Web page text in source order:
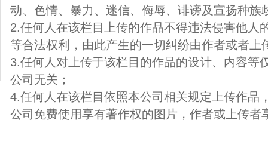
动、色情、暴力、迷信、侮辱、诽谤及宣扬种族
2.任何人在该栏目上传的作品不得违法侵害他人
等合法权利，由此产生的一切纠纷由作者或者上
3.任何人对上传于该栏目的作品的设计、内容等
公司无关；
4.任何人在该栏目依照本公司相关规定上传作品
公司免费使用享有著作权的图片，作者或上传者